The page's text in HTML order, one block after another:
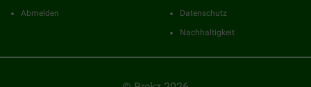
Abmelden
Datenschutz
Nachhaltigkeit